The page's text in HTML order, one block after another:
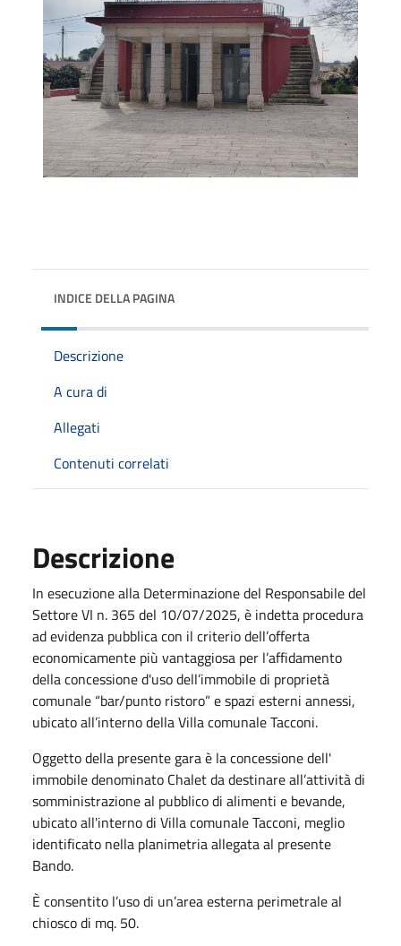
INDICE DELLA PAGINA
Descrizione
A cura di
Allegati
Contenuti correlati
Descrizione
In esecuzione alla Determinazione del Responsabile del
Settore VI n. 365 del 10/07/2025, è indetta procedura
ad evidenza pubblica con il criterio dell’offerta
economicamente più vantaggiosa per l’affidamento
della concessione d'uso dell’immobile di proprietà
comunale “bar/punto ristoro” e spazi esterni annessi,
ubicato all’interno della Villa comunale Tacconi.
Oggetto della presente gara è la concessione dell'
immobile denominato Chalet da destinare all’attività di
somministrazione al pubblico di alimenti e bevande,
ubicato all'interno di Villa comunale Tacconi, meglio
identificato nella planimetria allegata al presente
Bando.
È consentito l’uso di un’area esterna perimetrale al
chiosco di mq. 50.